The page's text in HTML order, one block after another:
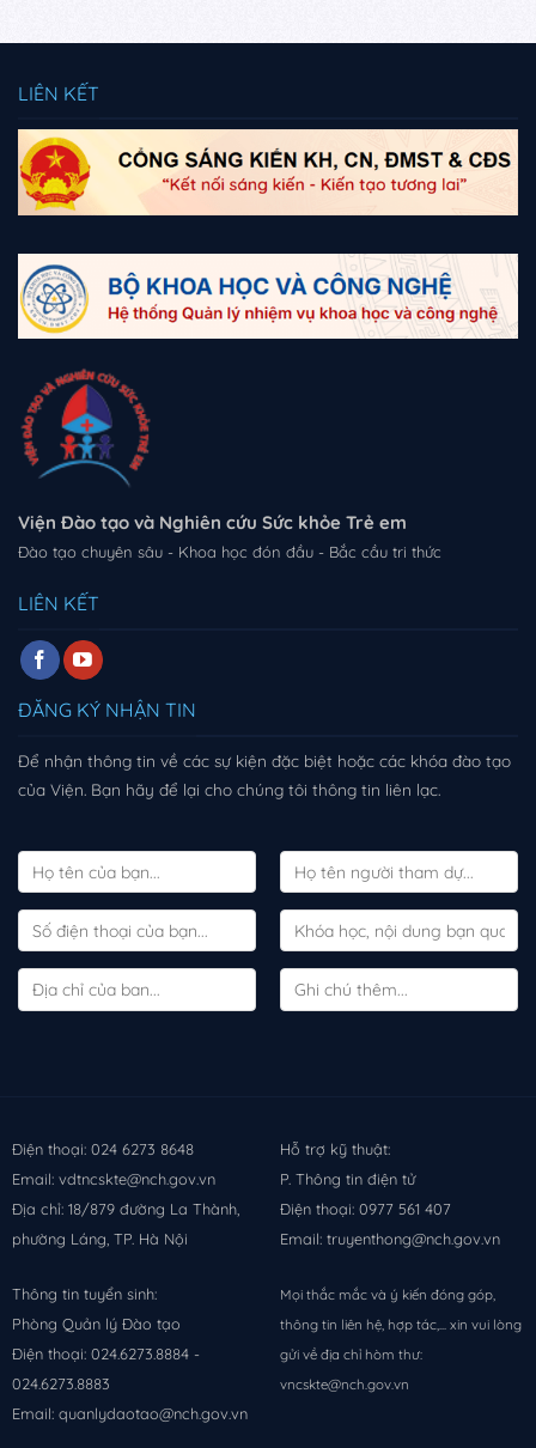
LIÊN KẾT
Viện Đào tạo và Nghiên cứu Sức khỏe Trẻ em
Đào tạo chuyên sâu - Khoa học đón đầu - Bắc cầu tri thức
LIÊN KẾT
ĐĂNG KÝ NHẬN TIN
Để nhận thông tin về các sự kiện đặc biệt hoặc các khóa đào tạo
của Viện. Bạn hãy để lại cho chúng tôi thông tin liên lạc.
Điện thoại: 024 6273 8648
Email: vdtncskte@nch.gov.vn
Địa chỉ: 18/879 đường La Thành,
phường Láng, TP. Hà Nội
Hỗ trợ kỹ thuật:
P. Thông tin điện tử
Điện thoại: 0977 561 407
Email: truyenthong@nch.gov.vn
Thông tin tuyển sinh:
Phòng Quản lý Đào tạo
Điện thoại: 024.6273.8884 -
024.6273.8883
Email: quanlydaotao@nch.gov.vn
Mọi thắc mắc và ý kiến đóng góp,
thông tin liên hệ, hợp tác,... xin vui lòng
gửi về địa chỉ hòm thư:
vncskte@nch.gov.vn